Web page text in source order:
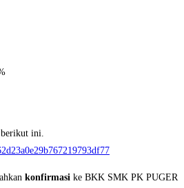
ini.
konfirmasi ke BKK SMK PK PUGER